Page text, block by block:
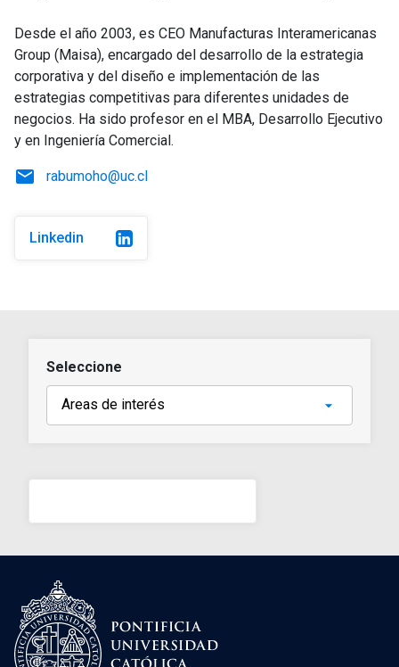
Desde el año 2003, es CEO Manufacturas Interamericanas
Group (Maisa), encargado del desarrollo de la estrategia
corporativa y del diseño e implementación de las
estrategias competitivas para diferentes unidades de
negocios. Ha sido profesor en el MBA, Desarrollo Ejecutivo
y en Ingeniería Comercial.
email rabumoho@uc.cl
Linkedin
Seleccione